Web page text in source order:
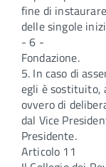
fine di
delle singole
- 6 -
Fondazione.
5. In caso di
egli è
ovvero di
dal Vice
Presidente.
Articolo 11